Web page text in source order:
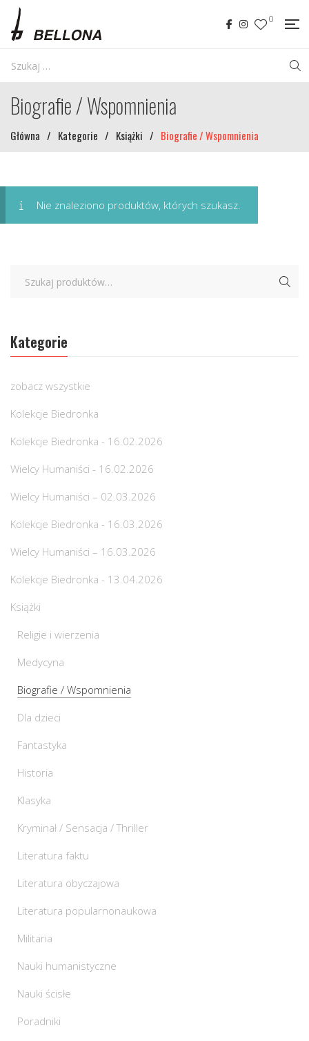
0
Biografie / Wspomnienia
Główna / Kategorie / Książki / Biografie / Wspomnienia
Nie znaleziono produktów, których szukasz.
Kategorie
zobacz wszystkie
Kolekcje Biedronka
Kolekcje Biedronka - 16.02.2026
Wielcy Humaniści - 16.02.2026
Wielcy Humaniści – 02.03.2026
Kolekcje Biedronka - 16.03.2026
Wielcy Humaniści – 16.03.2026
Kolekcje Biedronka - 13.04.2026
Książki
Religie i wierzenia
Medycyna
Biografie / Wspomnienia
Dla dzieci
Fantastyka
Historia
Klasyka
Kryminał / Sensacja / Thriller
Literatura faktu
Literatura obyczajowa
Literatura popularnonaukowa
Militaria
Nauki humanistyczne
Nauki ścisłe
Poradniki